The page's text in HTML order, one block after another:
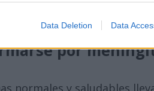
Data Deletion Data
por
normales y saludables